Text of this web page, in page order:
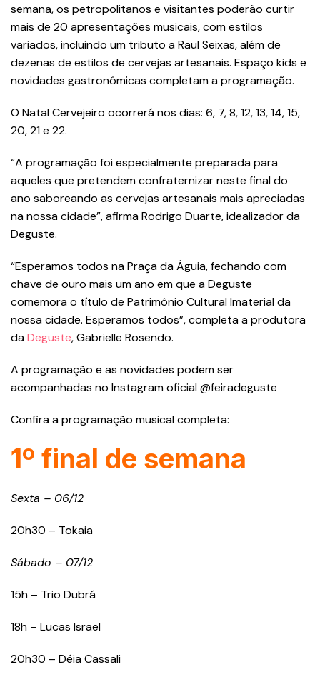
semana, os petropolitanos e visitantes poderão curtir
mais de 20 apresentações musicais, com estilos
variados, incluindo um tributo a Raul Seixas, além de
dezenas de estilos de cervejas artesanais. Espaço kids e
novidades gastronômicas completam a programação.
O Natal Cervejeiro ocorrerá nos dias: 6, 7, 8, 12, 13, 14, 15,
20, 21 e 22.
“A programação foi especialmente preparada para
aqueles que pretendem confraternizar neste final do
ano saboreando as cervejas artesanais mais apreciadas
na nossa cidade”, afirma Rodrigo Duarte, idealizador da
Deguste.
“Esperamos todos na Praça da Águia, fechando com
chave de ouro mais um ano em que a Deguste
comemora o título de Patrimônio Cultural Imaterial da
nossa cidade. Esperamos todos”, completa a produtora
daDeguste, Gabrielle Rosendo.
A programação e as novidades podem ser
acompanhadas no Instagram oficial @feiradeguste
Confira a programação musical completa:
1º final de semana
Sexta – 06/12
20h30 – Tokaia
Sábado – 07/12
15h – Trio Dubrá
18h – Lucas Israel
20h30 – Déia Cassali